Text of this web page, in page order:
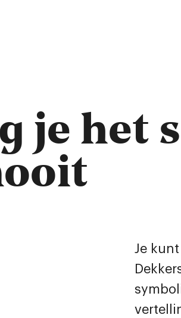
je het
Je